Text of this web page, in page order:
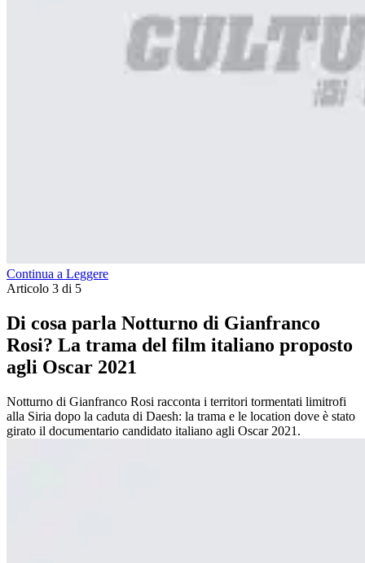
Continua a Leggere
Articolo 3 di 5
Di cosa parla Notturno di Gianfranco
Rosi? La trama del film italiano proposto
agli Oscar 2021
Notturno di Gianfranco Rosi racconta i territori tormentati limitrofi
alla Siria dopo la caduta di Daesh: la trama e le location dove è stato
girato il documentario candidato italiano agli Oscar 2021.